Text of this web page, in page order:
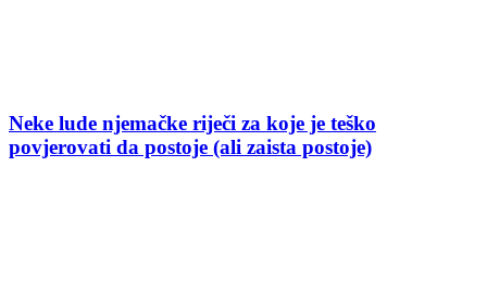
Neke lude njemačke riječi za koje je teško
povjerovati da postoje (ali zaista postoje)